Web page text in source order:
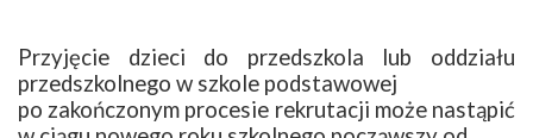
Przyjęcie dzieci do przedszkola lub oddziału
przedszkolnego w szkole podstawowej
po zakończonym procesie rekrutacji może nastąpić